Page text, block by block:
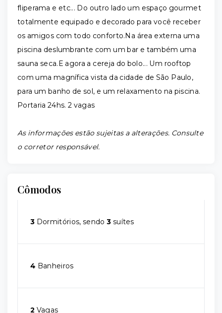
fliperama e etc... Do outro lado um espaço gourmet
totalmente equipado e decorado para você receber
os amigos com todo conforto.Na área externa uma
piscina deslumbrante com um bar e também uma
sauna seca.E agora a cereja do bolo... Um rooftop
com uma magnífica vista da cidade de São Paulo,
para um banho de sol, e um relaxamento na piscina.
Portaria 24hs. 2 vagas
As informações estão sujeitas a alterações. Consulte
o corretor responsável.
Cômodos
3 Dormitórios, sendo3 suítes
4 Banheiros
2 Vagas